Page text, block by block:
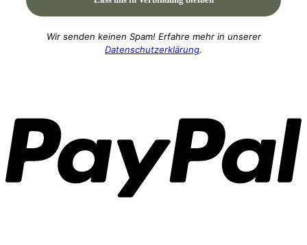
Wir senden keinen Spam! Erfahre mehr in unserer
Datenschutzerklärung.